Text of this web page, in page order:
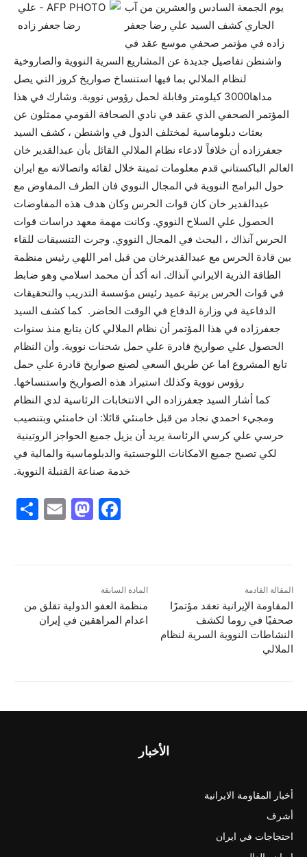
يوم الجمعة السادس والعشرين من آب
الجاري كشف السيد علي رضا جعفر
زاده في مؤتمر صحفي موسع عقد في
واشنطن تفاصيل جديدة عن المشاريع السرية النووية والصاروخية
لنظام الملالي بما فيها استنساخ صواريخ كروز التي يصل
مداها3000 كيلومتر وقابلة لحمل رؤوس نووية.
وشارك في هذا
المؤتمر الصحفي الذي عقد في نادي الصحافة القومي ممثلون عن
بعثات دبلوماسية لمختلف الدول في واشنطن ، كشف السيد
جعفرزاده أن خلافاً لادعاء نظام الملالي القائل بأن عبدالقدير خان
العالم الباكستاني قدم معلومات ثمينة خلال لقائه واتصالاته مع ايران
حول البرامج النووية في المجال النووي فان الطرف المفاوض مع
عبدالقدير خان كان قوات الحرس وكان هدف هذه المفاوضات
الحصول علي السلاح النووي. وكانت مهمة معهد دراسات قوات
الحرس آنذاك ، البحث في المجال النووي. وجرت التنسيقات للقاء
بين قادة الحرس مع عبدالقديرخان من قبل امر اللهي رئيس منظمة
الطاقة الذرية الايراني آنذاك. انه أكد أن محمد اسلامي وهو ضابط
في قوات الحرس برتبة عميد رئيس مؤسسة التدريب والتحقيقات
الدفاعية في وزارة الدفاع في الوقت الحاضر. كما كشف السيد
جعفرزاده في هذا المؤتمر أن نظام الملالي كان يتابع منذ سنوات
الحصول علي صواريخ قادرة علي حمل شحنات نووية. وأن النظام
تابع المشروع اما عن طريق السعي لصنع صواريخ قادرة علي حمل
رؤوس نووية وكذلك استيراد هذه الصواريخ واستنساخها.
كما أشار السيد جعفرزاده الي الانتخابات الرئاسية لدي النظام
ومجيء احمدي نجاد من قبل خامنئي قائلا: ان خامنئي وبتنصيب
حرسي علي كرسي الرئاسة يريد أن يزيل جميع الحواجز الروتينية
لكي تصبح جميع الامكانات اللوجستية والدبلوماسية والمالية في
خدمة صناعة القنبلة النووية.
F
b
o
M
d
o
E
المادة السابقة
منظمة العفو الدولية تقلق من
اعدام المراهقين في إيران
المقالة القادمة
المقاومة الإيرانية تعقد مؤتمرًا
صحفيًا في روما لكشف
النشاطات النووية السرية لنظام
الملالي
الأخبار
أخبار المقاومة الايرانية
أشرف
احتجاجات في ايران